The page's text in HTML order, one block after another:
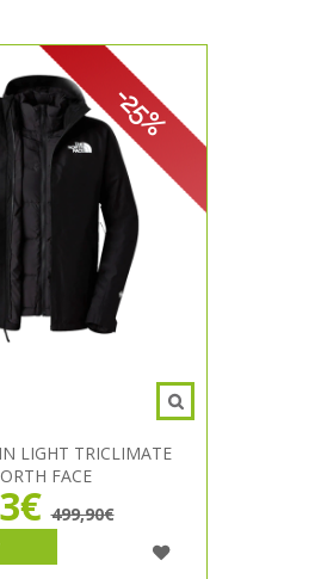
-25%
LIGHT TRICLIMATE
FACE
499,90€